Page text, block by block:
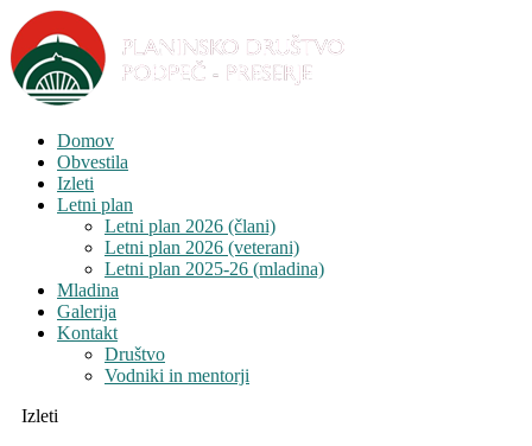
Domov
Obvestila
Izleti
Letni plan
Letni plan 2026 (člani)
Letni plan 2026 (veterani)
Letni plan 2025-26 (mladina)
Mladina
Galerija
Kontakt
Društvo
Vodniki in mentorji
Izleti